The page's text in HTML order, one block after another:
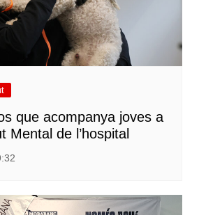
que acompanya joves a
Mental de l’hospital